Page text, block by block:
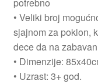
potrebno
• Veliki broj
sjajnom za poklon,
dece da na
• Dimenzije:
• Uzrast: 3+ god.